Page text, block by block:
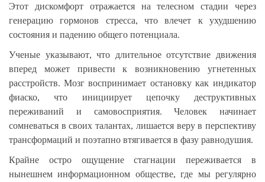
Этот дискомфорт отражается на телесном стадии через
генерацию гормонов стресса, что влечет к ухудшению
состояния и падению общего потенциала.
Ученые указывают, что длительное отсутствие движения
вперед может привести к возникновению угнетенных
расстройств. Мозг воспринимает остановку как индикатор
фиаско, что инициирует цепочку деструктивных
переживаний и самовосприятия. Человек начинает
сомневаться в своих талантах, лишается веру в перспективу
трансформаций и поэтапно втягивается в фазу равнодушия.
Крайне остро ощущение стагнации переживается в
нынешнем информационном обществе, где мы регулярно